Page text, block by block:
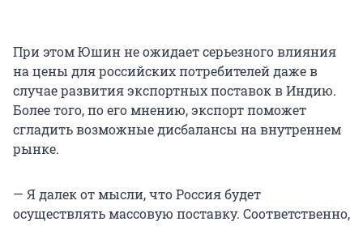
При этом Юшин не ожидает серьезного влияния
на цены для российских потребителей даже в
случае развития экспортных поставок в Индию.
Более того, по его мнению, экспорт поможет
сгладить возможные дисбалансы на внутреннем
рынке.
— Я далек от мысли, что Россия будет
осуществлять массовую поставку. Соответственно,